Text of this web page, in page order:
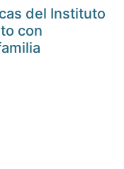
del Instituto
con